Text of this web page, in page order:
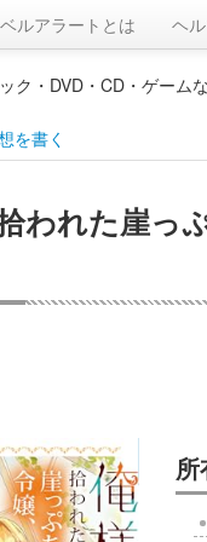
ベルアラートとは ヘ
ク・DVD・CD・ゲーム
を書く
われた崖っ
所